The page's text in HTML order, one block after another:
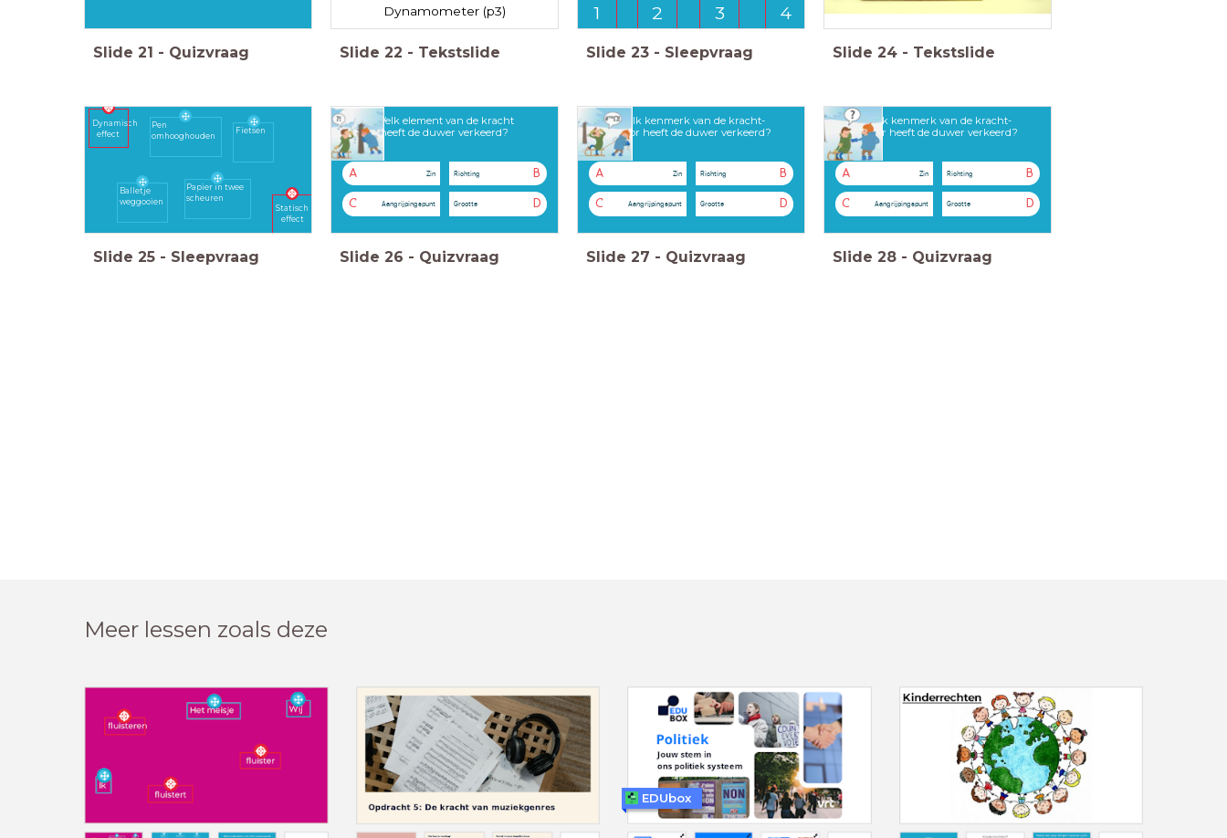
Slide 21 - Quizvraag
Dynamometer (p3)
Slide 22 - Tekstslide
1 2 3 4
Slide 23 - Sleepvraag Slide 24 - Tekstslide
Dynamisch
effect
Statisch
effect
Balletje
weggooien
Fietsen
Pen
omhooghouden
Papier in twee
scheuren
Slide 25 - Sleepvraag
Welk element van de kracht
heeft de duwer verkeerd?
A Zin B
Richting
C Aangrijpingspunt D
Grootte
Slide 26 - Quizvraag
Welk kenmerk van de kracht-
vector heeft de duwer verkeerd?
A Zin B
Richting
C Aangrijpingspunt D
Grootte
Slide 27 - Quizvraag
Welk kenmerk van de kracht-
vector heeft de duwer verkeerd?
A Zin B
Richting
C Aangrijpingspunt D
Grootte
Slide 28 - Quizvraag
Meer lessen zoals deze
EDUbox